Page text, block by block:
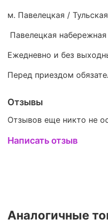
м. Павелецкая /
Павелецкая набережная
Ежедневно и без
Перед приездом
Отзывы
Отзывов еще никто не
Написать отзыв
Аналогичные